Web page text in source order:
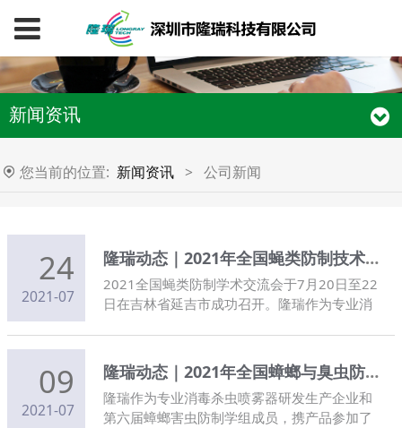
新闻资讯
您当前的位置: 新闻资讯 > 公司新闻
24
2021-07
隆瑞动态｜2021年全国蝇类防制技术学术交流会
2021全国蝇类防制学术交流会于7月20日至22
日在吉林省延吉市成功召开。隆瑞作为专业消
09
2021-07
隆瑞动态｜2021年全国蟑螂与臭虫防制学术交流会
隆瑞作为专业消毒杀虫喷雾器研发生产企业和
第六届蟑螂害虫防制学组成员，携产品参加了